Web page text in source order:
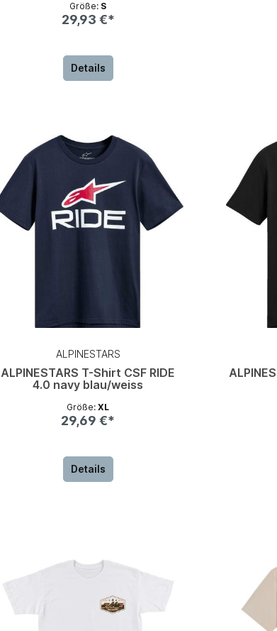
Größe: S
29,93 €*
Details
ALPINESTARS
ALPINESTARS T-Shirt CSF RIDE
4.0 navy blau/weiss
Größe:XL
29,69 €*
Details